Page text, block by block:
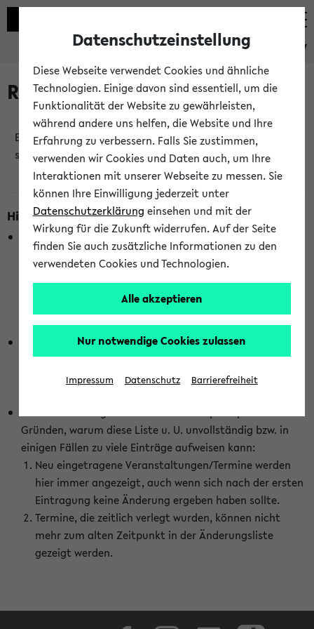
eKVV
Raumänderungen
Es wurden keine Raumänderungen an jetzt
stattfindenden Veranstaltungen gefunden!
Hinweise zur Liste der Raumänderungen
In dieser Liste werden nur Veranstaltungstermine
berücksichtigt, die gerade oder innerhalb der nächsten 2
Stunden stattfinden. Berücksichtigt werden nur Termine,
wurden. Die Anzeige ist semesterübergreifend und nicht
abhängig vom im eKVV gewählten Semester.
Die hier gezeigte Liste von Raumänderungen kann nur
vollständig sein, wenn den Fakultäten von den Lehrenden
die Änderungen zeitnah mitgeteilt und diese Änderungen
Gründen, warum diese Liste u. U. unvollständig bzw. in
einigen Fällen zu viele Einträge aufweisen kann:
Neu eingetragene Veranstaltungen/Termine werden
hier immer angezeigt, auch wenn sich nach der ersten
Eintragung keine Änderung ergeben haben sollte.
Termine, die zeitlich verlegt wurden, können nicht
mehr zum alten Zeitpunkt in der Änderungsliste
gezeigt werden.
Datenschutzeinstellung
Diese Webseite verwendet Cookies und ähnliche
Technologien. Einige davon sind essentiell, um die
Funktionalität der Website zu gewährleisten,
während andere uns helfen, die Website und Ihre
Erfahrung zu verbessern. Falls Sie zustimmen,
verwenden wir Cookies und Daten auch, um Ihre
Interaktionen mit unserer Webseite zu messen. Sie
können Ihre Einwilligung jederzeit unter
Datenschutzerklärung einsehen und mit der
Wirkung für die Zukunft widerrufen. Auf der Seite
finden Sie auch zusätzliche Informationen zu den
verwendeten Cookies und Technologien.
Alle akzeptieren
Nur notwendige Cookies zulassen
Impressum Datenschutz Barrierefreiheit